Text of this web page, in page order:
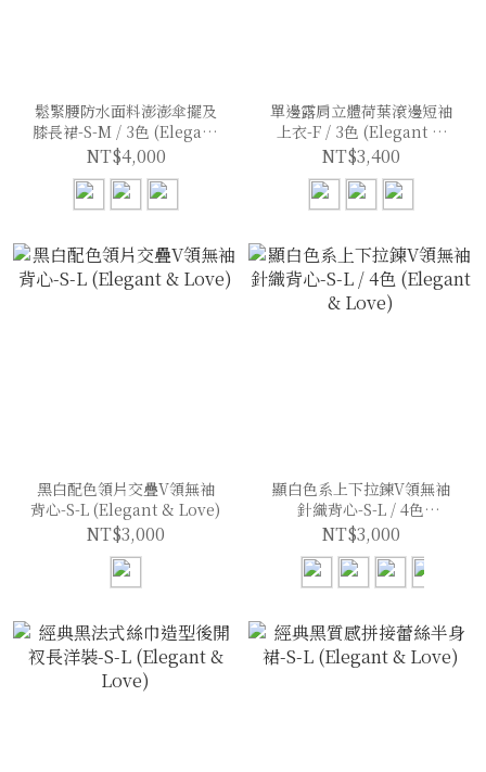
鬆緊腰防水面料澎澎傘擺及
膝長裙-S-M / 3色 (Elegant
& Love)
NT$4,000
單邊露肩立體荷葉滾邊短袖
上衣-F / 3色 (Elegant &
Love)
NT$3,400
黑白配色領片交疊V領無袖
背心-S-L (Elegant & Love)
NT$3,000
顯白色系上下拉鍊V領無袖
針織背心-S-L / 4色
(Elegant & Love)
NT$3,000